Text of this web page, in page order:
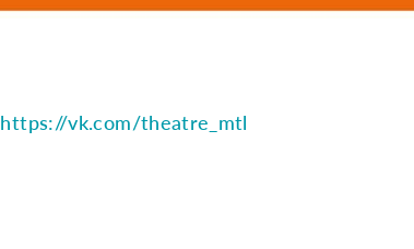
https://vk.com/theatre_mtl